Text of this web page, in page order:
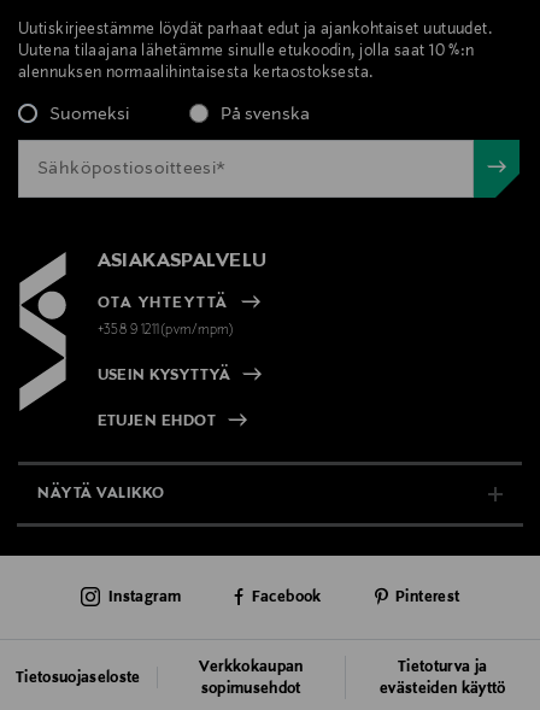
Uutiskirjeestämme löydät parhaat edut ja ajankohtaiset uutuudet.
Uutena tilaajana lähetämme sinulle etukoodin, jolla saat 10 %:n
alennuksen normaalihintaisesta kertaostoksesta.
Suomeksi På svenska
ASIAKASPALVELU
OTA YHTEYTTÄ
+358 9 1211(pvm/mpm)
USEIN KYSYTTYÄ
ETUJEN EHDOT
NÄYTÄ VALIKKO
AJANKOHTAISTA
Tietosuojaseloste
Verkkokaupan
sopimusehdot
Tietoturva ja
evästeiden käyttö
Instagram Facebook Pinterest